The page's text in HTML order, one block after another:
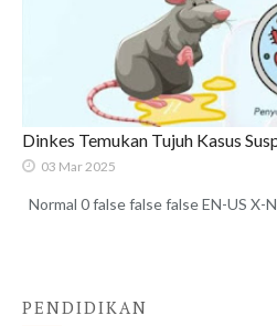
Dinkes Temukan Tujuh Kasus
03 Mar 2025
Normal 0 false false false EN-US X-
PENDIDIKAN